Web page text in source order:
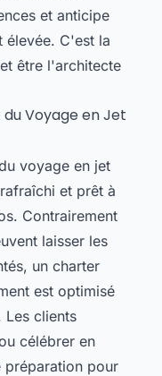
et anticipe
élevée. C'est la
être l'architecte
Voyage en Jet
voyage en jet
et prêt à
Contrairement
laisser les
un charter
est optimisé
clients
célébrer en
préparation pour